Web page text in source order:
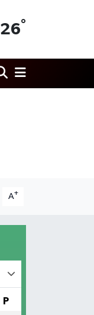
26°
A+
P